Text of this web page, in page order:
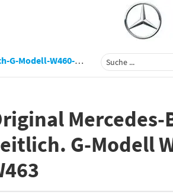
W463-A0018227520
G-Modell